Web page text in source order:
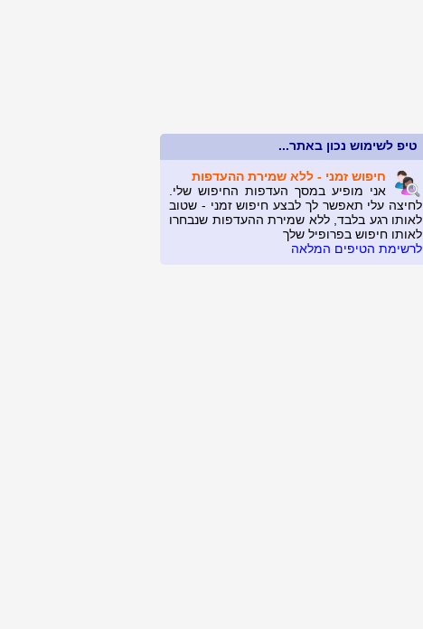
טיפ לשימוש נכון באתר...
חיפוש זמני - ללא שמירת ההעדפות
אני מופיע במסך העדפות החיפוש שלי.
לחיצה עלי תאפשר לך לבצע חיפוש זמני - שטוב
לאותו רגע בלבד, ללא שמירת ההעדפות שנבחרו
לאותו חיפוש בפרופיל שלך
לרשימת הטיפים המלאה